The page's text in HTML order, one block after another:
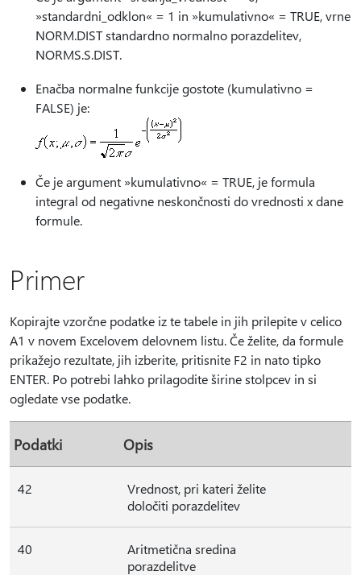
»standardni_odklon« = 1 in »kumulativno« = TRUE, vrne
NORM.DIST standardno normalno porazdelitev,
NORMS.S.DIST.
Enačba normalne funkcije gostote (kumulativno =
FALSE) je:
Če je argument »kumulativno« = TRUE, je formula
integral od negativne neskončnosti do vrednosti x dane
formule.
Primer
Kopirajte vzorčne podatke iz te tabele in jih prilepite v celico
A1 v novem Excelovem delovnem listu. Če želite, da formule
prikažejo rezultate, jih izberite, pritisnite F2 in nato tipko
ENTER. Po potrebi lahko prilagodite širine stolpcev in si
ogledate vse podatke.
Podatki Opis
42
Vrednost, pri kateri želite
določiti porazdelitev
40
Aritmetična sredina
porazdelitve